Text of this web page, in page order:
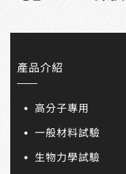
產品介紹
高分子專用
一般材料試驗
生物力學試驗